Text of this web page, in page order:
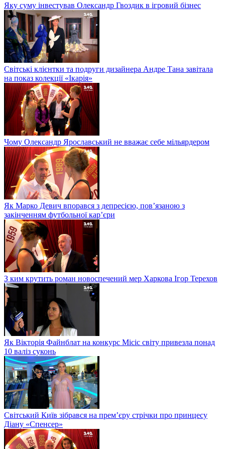
Яку суму інвестував Олександр Гвоздик в ігровий бізнес
Світські клієнтки та подруги дизайнера Андре Тана завітала
на показ колекції «Ікарія»
Чому Олександр Ярославський не вважає себе мільярдером
Як Марко Девич впорався з депресією, пов’язаною з
закінченням футбольної кар’єри
З ким крутить роман новоспечений мер Харкова Ігор Терехов
Як Вікторія Файнблат на конкурс Місіс світу привезла понад
10 валіз суконь
Світський Київ зібрався на прем’єру стрічки про принцесу
Діану «Спенсер»